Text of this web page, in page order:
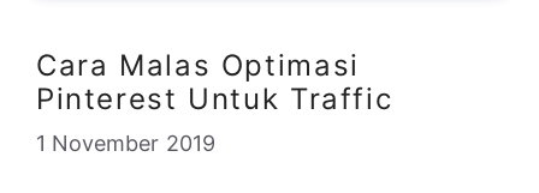
Cara Malas Optimasi
Pinterest Untuk Traffic
1 November 2019